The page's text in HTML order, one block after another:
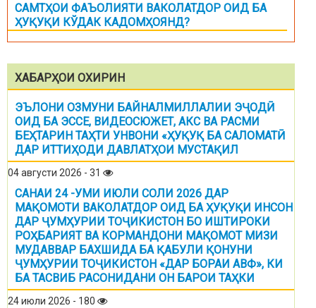
САМТҲОИ ФАЪОЛИЯТИ ВАКОЛАТДОР ОИД БА
ҲУҚУҚИ КЎДАК КАДОМҲОЯНД?
ХАБАРҲОИ ОХИРИН
ЭЪЛОНИ ОЗМУНИ БАЙНАЛМИЛЛАЛИИ ЭҶОДӢ
ОИД БА ЭССЕ, ВИДЕОСЮЖЕТ, АКС ВА РАСМИ
БЕҲТАРИН ТАҲТИ УНВОНИ «ҲУҚУҚ БА САЛОМАТӢ
ДАР ИТТИҲОДИ ДАВЛАТҲОИ МУСТАҚИЛ
04 августи 2026 - 31
САНАИ 24 -УМИ ИЮЛИ СОЛИ 2026 ДАР
МАҚОМОТИ ВАКОЛАТДОР ОИД БА ҲУҚУҚИ ИНСОН
ДАР ҶУМҲУРИИ ТОҶИКИСТОН БО ИШТИРОКИ
РОҲБАРИЯТ ВА КОРМАНДОНИ МАҚОМОТ МИЗИ
МУДАВВАР БАХШИДА БА ҚАБУЛИ ҚОНУНИ
ҶУМҲУРИИ ТОҶИКИСТОН «ДАР БОРАИ АВФ», КИ
БА ТАСВИБ РАСОНИДАНИ ОН БАРОИ ТАҲКИ
24 июли 2026 - 180